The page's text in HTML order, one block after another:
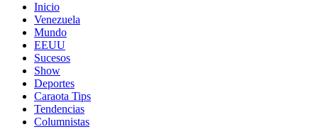
Inicio
Venezuela
Mundo
EEUU
Sucesos
Show
Deportes
Caraota Tips
Tendencias
Columnistas